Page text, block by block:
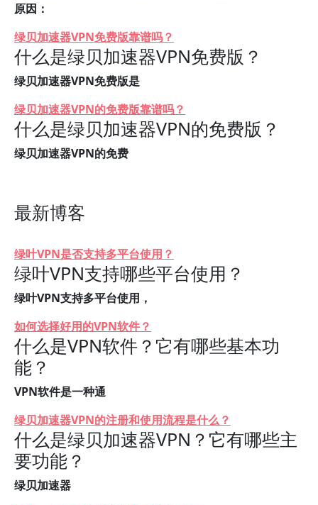
原因：
绿贝加速器VPN免费版靠谱吗？
什么是绿贝加速器VPN免费版？
绿贝加速器VPN免费版是
绿贝加速器VPN的免费版靠谱吗？
什么是绿贝加速器VPN的免费版？
绿贝加速器VPN的免费
最新博客
绿叶VPN是否支持多平台使用？
绿叶VPN支持哪些平台使用？
绿叶VPN支持多平台使用，
如何选择好用的VPN软件？
什么是VPN软件？它有哪些基本功
能？
VPN软件是一种通
绿贝加速器VPN的注册和使用流程是什么？
什么是绿贝加速器VPN？它有哪些主
要功能？
绿贝加速器